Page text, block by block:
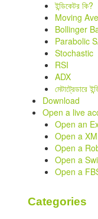
ইন্ডিকেটর কি?
Moving
Bollinger
Parabolic
Stochastic
RSI
ADX
মেটাট্রেডারে
Download
Open a live
Open an
Open a
Open a
Open a
Open a
Categories